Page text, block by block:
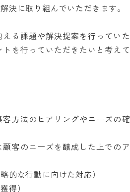
決に取り組んでいただきます。
る課題や解決提案を行っていた
を行っていただきたいと考えて
方法のヒアリングやニーズの確
客のニーズを醸成した上でのア
的な行動に向けた対応）
得）